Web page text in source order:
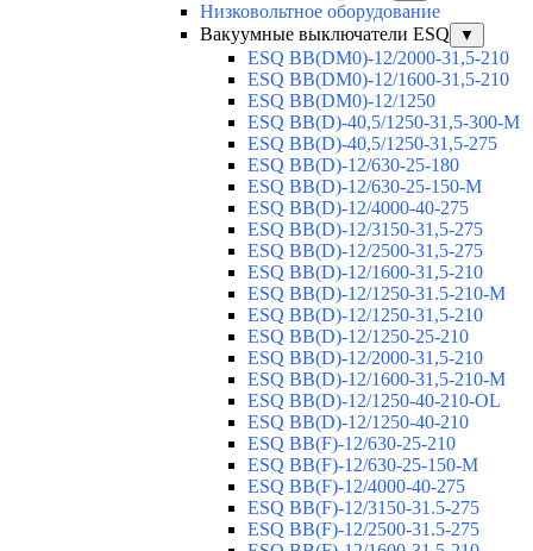
Низковольтное оборудование
Вакуумные выключатели ESQ
▼
ESQ ВВ(DM0)-12/2000-31,5-210
ESQ ВВ(DM0)-12/1600-31,5-210
ESQ ВВ(DM0)-12/1250
ESQ ВВ(D)-40,5/1250-31,5-300-М
ESQ ВВ(D)-40,5/1250-31,5-275
ESQ ВВ(D)-12/630-25-180
ESQ ВВ(D)-12/630-25-150-М
ESQ ВВ(D)-12/4000-40-275
ESQ ВВ(D)-12/3150-31,5-275
ESQ ВВ(D)-12/2500-31,5-275
ESQ ВВ(D)-12/1600-31,5-210
ESQ ВВ(D)-12/1250-31.5-210-М
ESQ ВВ(D)-12/1250-31,5-210
ESQ ВВ(D)-12/1250-25-210
ESQ BB(D)-12/2000-31,5-210
ESQ BB(D)-12/1600-31,5-210-М
ESQ BB(D)-12/1250-40-210-OL
ESQ BB(D)-12/1250-40-210
ESQ ВВ(F)-12/630-25-210
ESQ ВВ(F)-12/630-25-150-М
ESQ ВВ(F)-12/4000-40-275
ESQ ВВ(F)-12/3150-31.5-275
ESQ ВВ(F)-12/2500-31.5-275